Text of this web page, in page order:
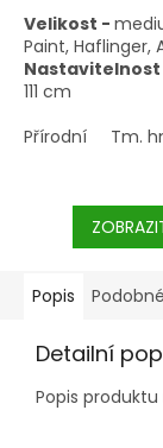
Velikost -
Paint, Haflinger,
111 cm
Přírodní
Tm.
Popis
Detailní
Popis